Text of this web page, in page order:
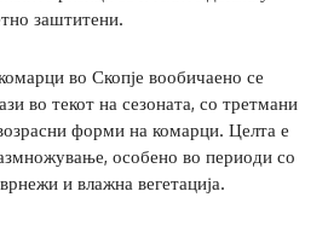
заштитени.
во Скопје вообичаено се
во текот на сезоната, со третмани
форми на комарци. Целта е
особено во периоди со
и влажна вегетација.